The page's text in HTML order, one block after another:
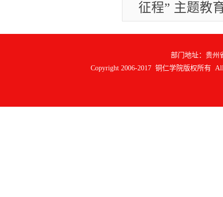
征程” 主题教
部门地址：贵州
Copyright 2006-2017 铜仁学院版权所有